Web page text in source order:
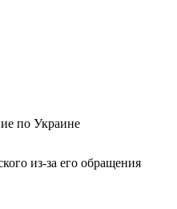
по Украине
из-за его обращения